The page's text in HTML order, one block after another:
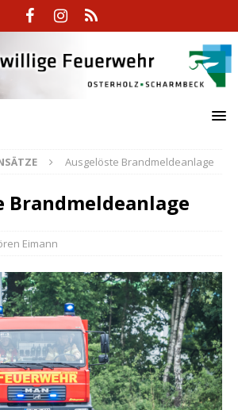
Ausgelöste Brandmeldeanlage
Brandmeldeanlage
Eimann